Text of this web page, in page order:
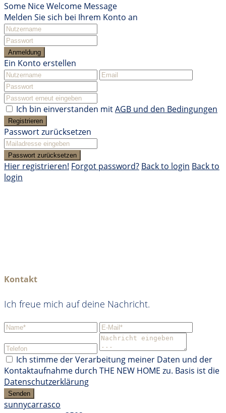
Some Nice Welcome Message
Melden Sie sich bei Ihrem Konto an
Anmeldung
Ein Konto erstellen
Ich bin einverstanden mitAGB und den Bedingungen
Registrieren
Passwort zurücksetzen
Passwort zurücksetzen
Hier registrieren! Forgot password? Back to login Back to
login
Kontakt
Ich freue mich auf deine Nachricht.
Ich stimme der Verarbeitung meiner Daten und der
Kontaktaufnahme durch THE NEW HOME zu. Basis ist die
Datenschutzerklärung
Senden
sunnycarrasco